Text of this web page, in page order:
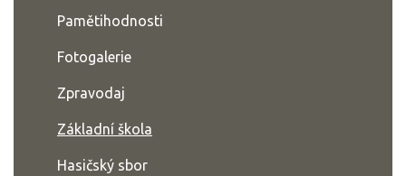
Pamětihodnosti
Fotogalerie
Zpravodaj
Základní škola
Hasičský sbor